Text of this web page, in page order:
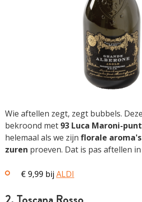
Wie aftellen zegt, zegt bubbels.
bekroond met 93 Luca Maroni-
helemaal als we zijn florale aroma's
zuren proeven. Dat is pas aftellen
€ 9,99 bij ALDI